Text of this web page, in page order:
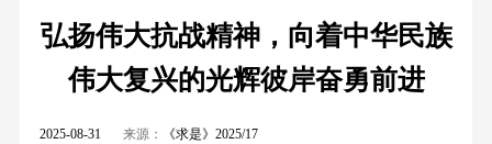
弘扬伟大抗战精神，向着中华民族
伟大复兴的光辉彼岸奋勇前进
2025-08-31 来源： 《求是》2025/17